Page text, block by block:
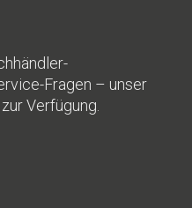
Fragen – unser
Verfügung.